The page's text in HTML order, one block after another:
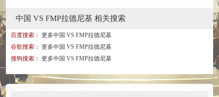
中国 VS FMP拉德尼基 相关搜索
百度搜索： 更多中国 VS FMP拉德尼基
谷歌搜索： 更多中国 VS FMP拉德尼基
搜狗搜索： 更多中国 VS FMP拉德尼基